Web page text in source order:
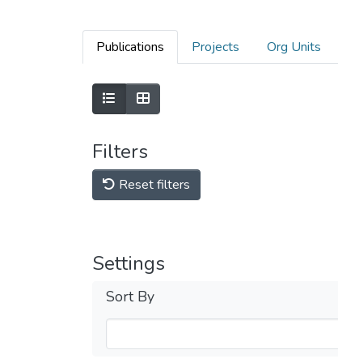
Publications Projects Org Units
Filters
Reset filters
Settings
Sort By